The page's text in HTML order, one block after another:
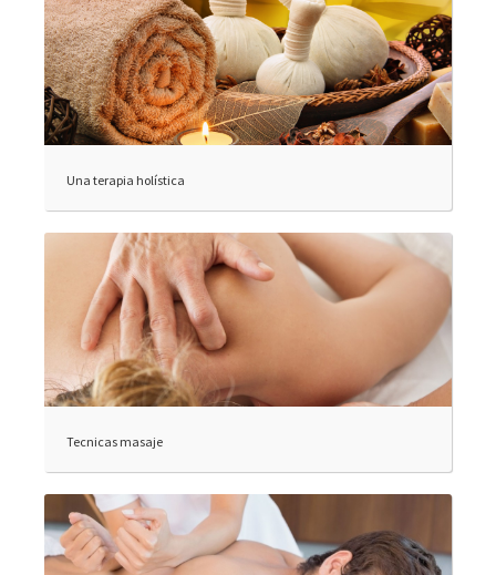
Una terapia holística
Tecnicas masaje